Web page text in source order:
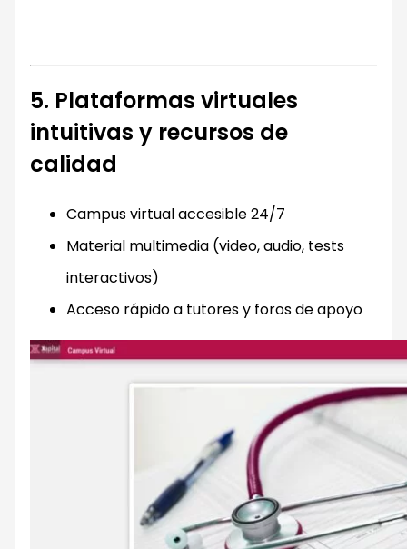
5. Plataformas virtuales
intuitivas y recursos de
calidad
Campus virtual accesible 24/7
Material multimedia (video, audio, tests
interactivos)
Acceso rápido a tutores y foros de apoyo